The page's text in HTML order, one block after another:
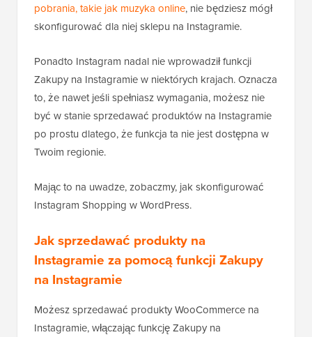
pobrania, takie jak muzyka online, nie będziesz mógł
skonfigurować dla niej sklepu na Instagramie.
Ponadto Instagram nadal nie wprowadził funkcji
Zakupy na Instagramie w niektórych krajach. Oznacza
to, że nawet jeśli spełniasz wymagania, możesz nie
być w stanie sprzedawać produktów na Instagramie
po prostu dlatego, że funkcja ta nie jest dostępna w
Twoim regionie.
Mając to na uwadze, zobaczmy, jak skonfigurować
Instagram Shopping w WordPress.
Jak sprzedawać produkty na
Instagramie za pomocą funkcji Zakupy
na Instagramie
Możesz sprzedawać produkty WooCommerce na
Instagramie, włączając funkcję Zakupy na